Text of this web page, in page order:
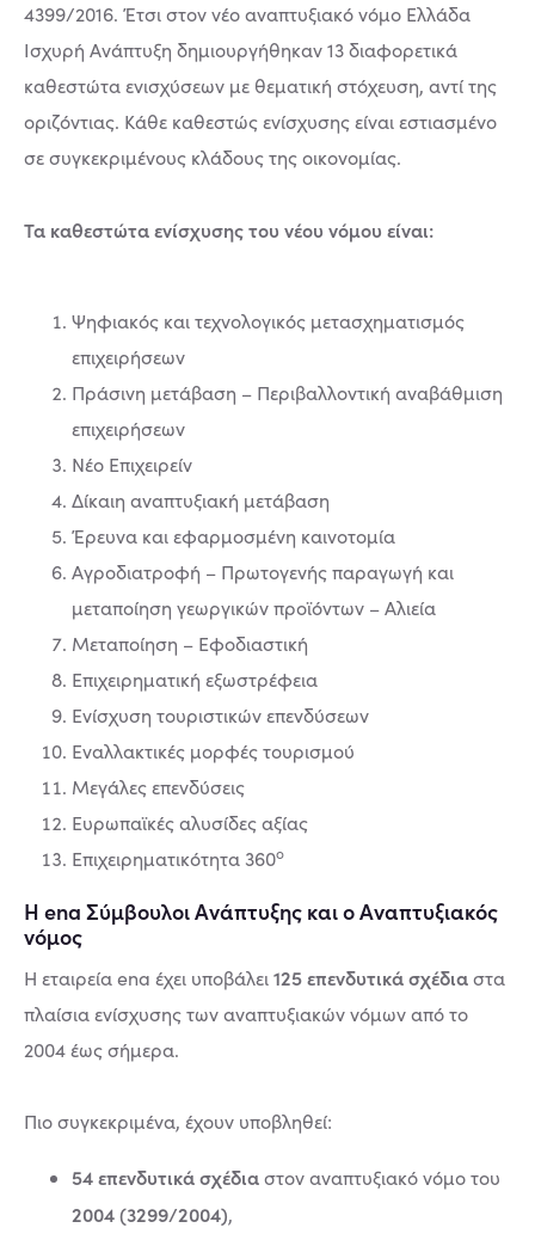
4399/2016. Έτσι στον νέο αναπτυξιακό νόμο Ελλάδα
Ισχυρή Ανάπτυξη δημιουργήθηκαν 13 διαφορετικά
καθεστώτα ενισχύσεων με θεματική στόχευση, αντί της
οριζόντιας. Κάθε καθεστώς ενίσχυσης είναι εστιασμένο
σε συγκεκριμένους κλάδους της οικονομίας.
Τα καθεστώτα ενίσχυσης του νέου νόμου είναι:
Ψηφιακός και τεχνολογικός μετασχηματισμός
επιχειρήσεων
Πράσινη μετάβαση – Περιβαλλοντική αναβάθμιση
επιχειρήσεων
Νέο Επιχειρείν
Δίκαιη αναπτυξιακή μετάβαση
Έρευνα και εφαρμοσμένη καινοτομία
Αγροδιατροφή – Πρωτογενής παραγωγή και
μεταποίηση γεωργικών προϊόντων – Αλιεία
Μεταποίηση – Εφοδιαστική
Επιχειρηματική εξωστρέφεια
Ενίσχυση τουριστικών επενδύσεων
Εναλλακτικές μορφές τουρισμού
Μεγάλες επενδύσεις
Ευρωπαϊκές αλυσίδες αξίας
Επιχειρηματικότητα 360ο
Η ena Σύμβουλοι Ανάπτυξης και ο Αναπτυξιακός
νόμος
Η εταιρεία ena έχει υποβάλει125 επενδυτικά σχέδιαστα
πλαίσια ενίσχυσης των αναπτυξιακών νόμων από το
2004 έως σήμερα.
Πιο συγκεκριμένα, έχουν υποβληθεί:
54 επενδυτικά σχέδιαστον αναπτυξιακό νόμο του
2004 (3299/2004),